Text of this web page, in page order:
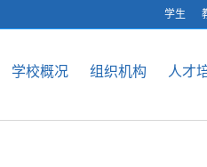
学生
学校概况 组织机构 人才